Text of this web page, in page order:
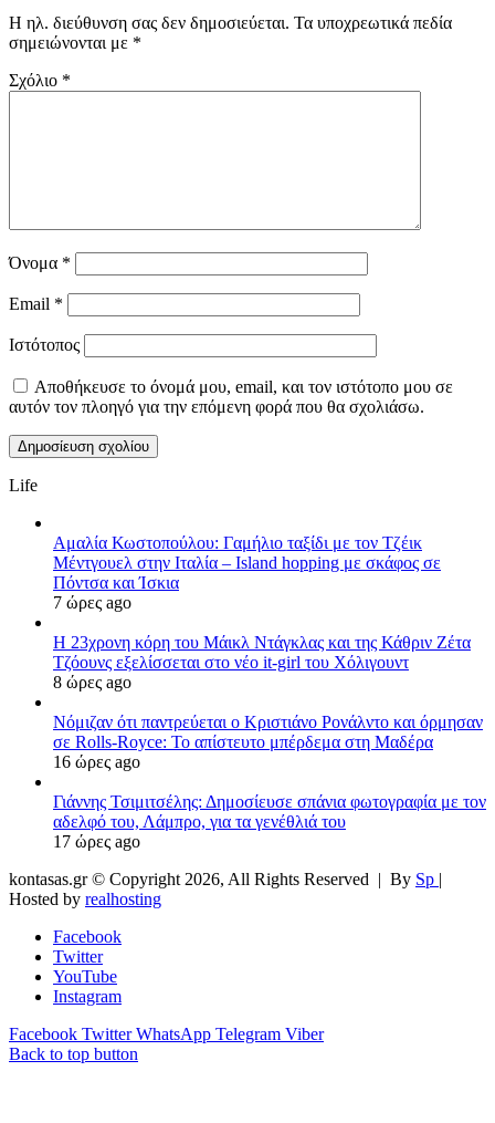
Η ηλ. διεύθυνση σας δεν δημοσιεύεται. Τα υποχρεωτικά πεδία
σημειώνονται με *
Σχόλιο *
Όνομα *
Email *
Ιστότοπος
Αποθήκευσε το όνομά μου, email, και τον ιστότοπο μου σε
αυτόν τον πλοηγό για την επόμενη φορά που θα σχολιάσω.
Life
Αμαλία Κωστοπούλου: Γαμήλιο ταξίδι με τον Τζέικ
Μέντγουελ στην Ιταλία – Island hopping με σκάφος σε
Πόντσα και Ίσκια
7 ώρες ago
Η 23χρονη κόρη τoυ Μάικλ Ντάγκλας και της Κάθριν Ζέτα
Τζόουνς εξελίσσεται στο νέο it-girl του Χόλιγουντ
8 ώρες ago
Νόμιζαν ότι παντρεύεται ο Κριστιάνο Ρονάλντο και όρμησαν
σε Rolls-Royce: Το απίστευτο μπέρδεμα στη Μαδέρα
16 ώρες ago
Γιάννης Τσιμιτσέλης: Δημοσίευσε σπάνια φωτογραφία με τον
αδελφό του, Λάμπρο, για τα γενέθλιά του
17 ώρες ago
kontasas.gr © Copyright 2026, All Rights Reserved | By Sp |
Hosted by realhosting
Facebook
Twitter
YouTube
Instagram
Facebook Twitter WhatsApp Telegram Viber
Back to top button